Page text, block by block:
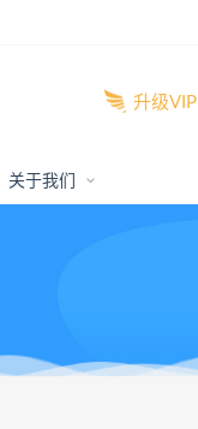
升级VIP
关于我们